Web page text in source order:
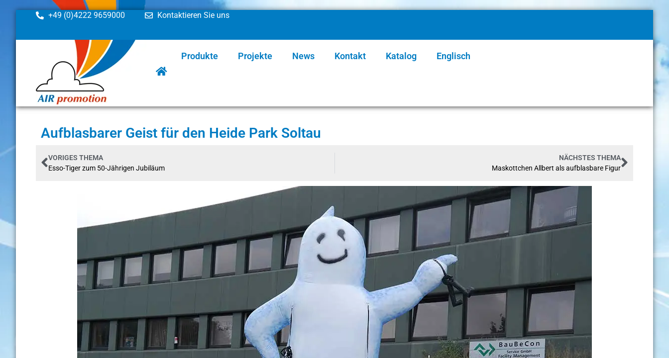
+49 (0)4222 9659000 Kontaktieren Sie uns
Produkte Projekte News Kontakt Katalog Englisch
Aufblasbarer Geist für den Heide Park Soltau
VORIGES THEMA
Esso-Tiger zum 50-Jährigen Jubiläum
NÄCHSTES THEMA
Maskottchen Allbert als aufblasbare Figur